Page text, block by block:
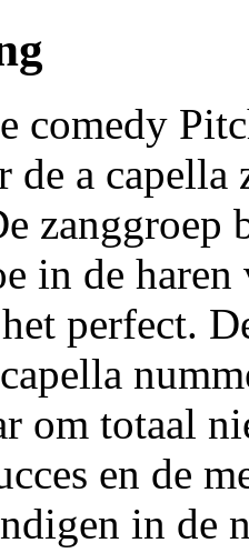
comedy
de a
zanggroep
in de
perfect.
om totaal
en de
in de